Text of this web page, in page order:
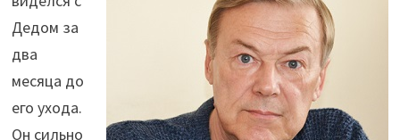
Дедом за
два
месяца до
его ухода.
Он сильно